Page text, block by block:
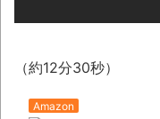
お前らの身
『FF15』が
（約12分30秒）
Amazon